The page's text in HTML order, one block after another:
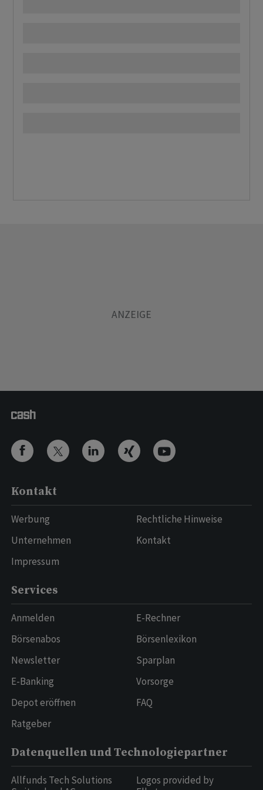
Kontakt
Werbung
Unternehmen
Impressum
Rechtliche Hinweise
Kontakt
Services
Anmelden
Börsenabos
Newsletter
E-Banking
Depot eröffnen
Ratgeber
E-Rechner
Börsenlexikon
Sparplan
Vorsorge
FAQ
Datenquellen und Technologiepartner
Allfunds Tech Solutions
Logos provided by